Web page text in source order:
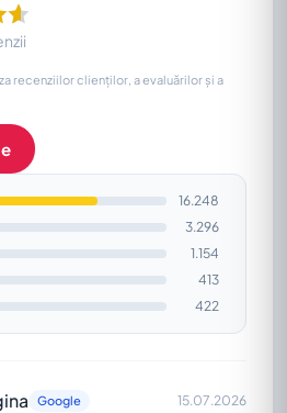
recenziilor clienților, a evaluărilor și a
16.248
3.296
1.154
413
422
Google 15.07.2026